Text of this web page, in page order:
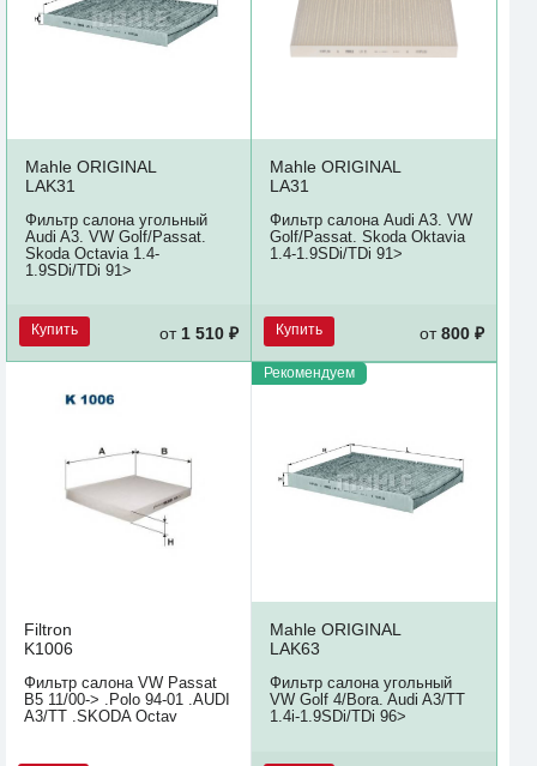
Mahle ORIGINAL
LAK31
Фильтр салона угольный
Audi A3. VW Golf/Passat.
Skoda Oсtavia 1.4-
1.9SDi/TDi 91>
Купить от 1 510 ₽
Mahle ORIGINAL
LA31
Фильтр салона Audi A3. VW
Golf/Passat. Skoda Oktavia
1.4-1.9SDi/TDi 91>
Купить от800 ₽
Filtron
K1006
Фильтр салона VW Passat
B5 11/00-> .Polo 94-01 .AUDI
A3/TT .SKODA Octav
Рекомендуем
Mahle ORIGINAL
LAK63
Фильтр салона угольный
VW Golf 4/Bora. Audi A3/TT
1.4i-1.9SDi/TDi 96>